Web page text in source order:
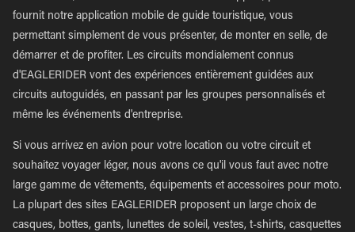
fournit notre application mobile de guide touristique, vous
permettant simplement de vous présenter, de monter en selle, de
démarrer et de profiter. Les circuits mondialement connus
d'EAGLERIDER vont des expériences entièrement guidées aux
circuits autoguidés, en passant par les groupes personnalisés et
même les événements d'entreprise.
Si vous arrivez en avion pour votre location ou votre circuit et
souhaitez voyager léger, nous avons ce qu'il vous faut avec notre
large gamme de vêtements, équipements et accessoires pour moto.
La plupart des sites EAGLERIDER proposent un large choix de
casques, bottes, gants, lunettes de soleil, vestes, t-shirts, casquettes